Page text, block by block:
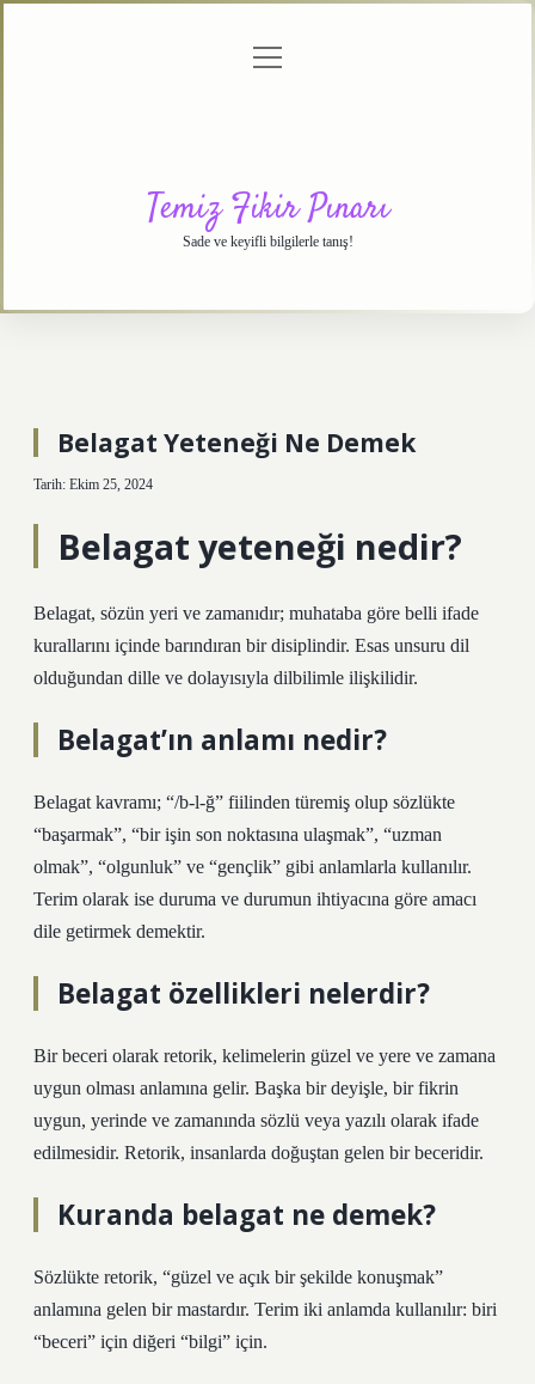
menüyü
Temiz Fikir Pınarı
Sade ve keyifli bilgilerle tanış!
Belagat Yeteneği Ne Demek
Tarih: Ekim 25, 2024
Belagat yeteneği nedir?
Belagat, sözün yeri ve zamanıdır; muhataba göre belli ifade
kurallarını içinde barındıran bir disiplindir. Esas unsuru dil
olduğundan dille ve dolayısıyla dilbilimle ilişkilidir.
Belagat’ın anlamı nedir?
Belagat kavramı; “/b-l-ğ” fiilinden türemiş olup sözlükte
“başarmak”, “bir işin son noktasına ulaşmak”, “uzman
olmak”, “olgunluk” ve “gençlik” gibi anlamlarla kullanılır.
Terim olarak ise duruma ve durumun ihtiyacına göre amacı
dile getirmek demektir.
Belagat özellikleri nelerdir?
Bir beceri olarak retorik, kelimelerin güzel ve yere ve zamana
uygun olması anlamına gelir. Başka bir deyişle, bir fikrin
uygun, yerinde ve zamanında sözlü veya yazılı olarak ifade
edilmesidir. Retorik, insanlarda doğuştan gelen bir beceridir.
Kuranda belagat ne demek?
Sözlükte retorik, “güzel ve açık bir şekilde konuşmak”
anlamına gelen bir mastardır. Terim iki anlamda kullanılır: biri
“beceri” için diğeri “bilgi” için.